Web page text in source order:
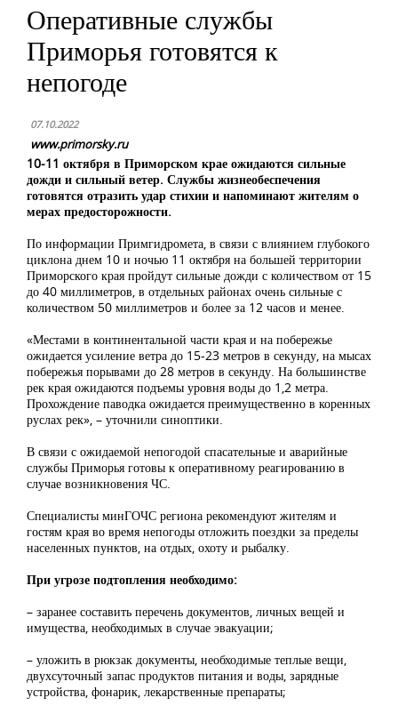
Оперативные службы
Приморья готовятся к
непогоде
07.10.2022
www.primorsky.ru
10-11 октября в Приморском крае ожидаются сильные
дожди и сильный ветер. Службы жизнеобеспечения
готовятся отразить удар стихии и напоминают жителям о
мерах предосторожности.
По информации Примгидромета, в связи с влиянием глубокого
циклона днем 10 и ночью 11 октября на большей территории
Приморского края пройдут сильные дожди с количеством от 15
до 40 миллиметров, в отдельных районах очень сильные с
количеством 50 миллиметров и более за 12 часов и менее.
«Местами в континентальной части края и на побережье
ожидается усиление ветра до 15-23 метров в секунду, на мысах
побережья порывами до 28 метров в секунду. На большинстве
рек края ожидаются подъемы уровня воды до 1,2 метра.
Прохождение паводка ожидается преимущественно в коренных
руслах рек», – уточнили синоптики.
В связи с ожидаемой непогодой спасательные и аварийные
службы Приморья готовы к оперативному реагированию в
случае возникновения ЧС.
Специалисты минГОЧС региона рекомендуют жителям и
гостям края во время непогоды отложить поездки за пределы
населенных пунктов, на отдых, охоту и рыбалку.
При угрозе подтопления необходимо:
– заранее составить перечень документов, личных вещей и
имущества, необходимых в случае эвакуации;
– уложить в рюкзак документы, необходимые теплые вещи,
двухсуточный запас продуктов питания и воды, зарядные
устройства, фонарик, лекарственные препараты;